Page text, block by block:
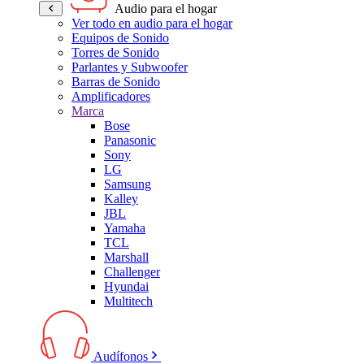
Audio para el hogar
Ver todo en audio para el hogar
Equipos de Sonido
Torres de Sonido
Parlantes y Subwoofer
Barras de Sonido
Amplificadores
Marca
Bose
Panasonic
Sony
LG
Samsung
Kalley
JBL
Yamaha
TCL
Marshall
Challenger
Hyundai
Multitech
Audífonos